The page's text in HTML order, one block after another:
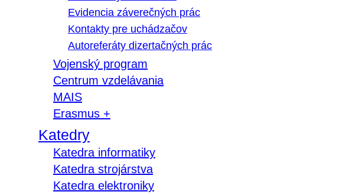
Evidencia záverečných prác
Kontakty pre uchádzačov
Autoreferáty dizertačných prác
Vojenský program
Centrum vzdelávania
MAIS
Erasmus +
Katedry
Katedra informatiky
Katedra strojárstva
Katedra elektroniky